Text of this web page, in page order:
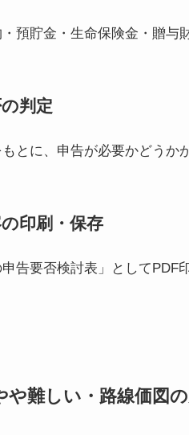
預貯金・生命保険金・贈与
判定
とに、申告が必要かどうか
印刷・保存
申告要否検討表」としてPDF
や難しい・路線価図